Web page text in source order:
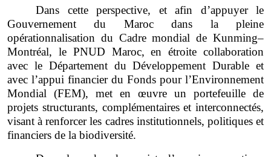
Dans cette perspective, et afin d’appuyer le
Gouvernement du Maroc dans la pleine
opérationnalisation du Cadre mondial de Kunming–
Montréal, le PNUD Maroc, en étroite collaboration
avec le Département du Développement Durable et
avec l’appui financier du Fonds pour l’Environnement
Mondial (FEM), met en œuvre un portefeuille de
projets structurants, complémentaires et interconnectés,
visant à renforcer les cadres institutionnels, politiques et
financiers de la biodiversité.